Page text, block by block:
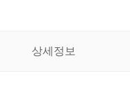
상세정보